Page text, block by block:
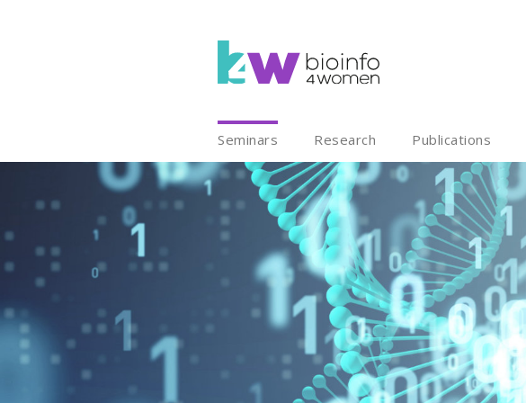
Seminars Research Publications